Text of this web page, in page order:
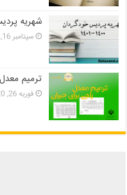
شهریه پردیس
سپتامبر 16, 2020
ترمیم معدل برای کنکور
فوریه 26, 2020